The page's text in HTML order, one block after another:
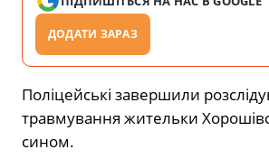
ДОДАТИ ЗАРАЗ
Поліцейські завершили
травмування жительки
сином.